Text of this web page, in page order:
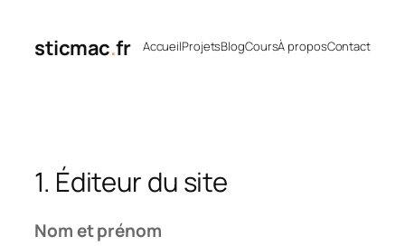
sticmac.fr AccueilProjetsBlogCoursÀ proposContact
1. Éditeur du site
Nom et prénom